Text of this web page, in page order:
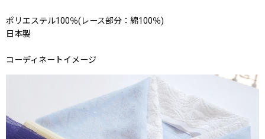
ポリエステル100％(レース部分：綿100％)
日本製
コーディネートイメージ